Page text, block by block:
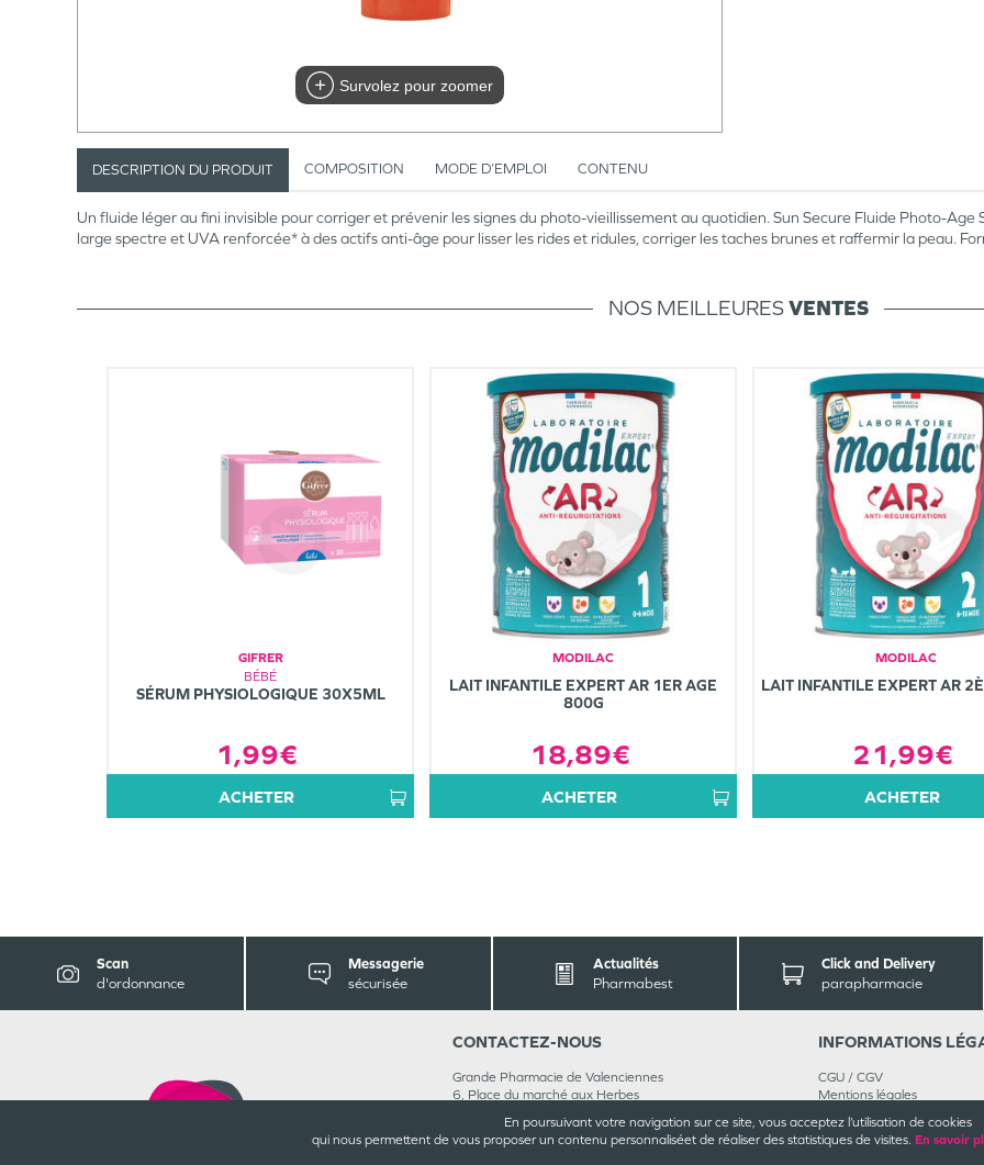
En poursuivant votre navigation sur ce site, vous acceptez l’utilisation de cookies
qui nous permettent de vous proposer un contenu personnaliséet de réaliser des statistiques de visites. En savoir
Survolez pour zoomer
DESCRIPTION DU PRODUIT COMPOSITION MODE D’EMPLOI CONTENU
Un fluide léger au fini invisible pour corriger et prévenir les signes du photo-vieillissement au quotidien. Sun Secure Fluide Photo-
large spectre et UVA renforcée* à des actifs anti-âge pour lisser les rides et ridules, corriger les taches brunes et raffermir la peau.
NOS MEILLEURESVENTES
GIFRER
BÉBÉ
SÉRUM PHYSIOLOGIQUE 30X5ML
1,99€
ACHETER
MODILAC
LAIT INFANTILE EXPERT AR 1ER AGE
800G
18,89€
ACHETER
MODILAC
LAIT INFANTILE EXPERT AR
21,99€
ACHETER
Scan
d'ordonnance
Messagerie
sécurisée
Actualités
Pharmabest
Click and Delivery
parapharmacie
CONTACTEZ-NOUS
Grande Pharmacie de Valenciennes
6, Place du marché aux Herbes
03 27 46 32 39
Rejoignez-nous
INFORMATIONS
CGU / CGV
Mentions légales
Cookies et confidentialité
Rappels de produits